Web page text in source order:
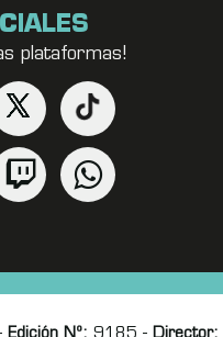
plataformas!